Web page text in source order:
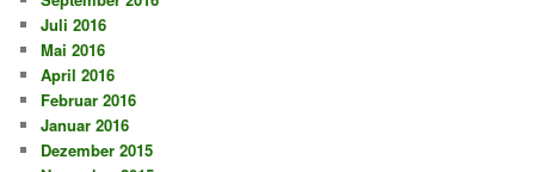
Juli 2016
Mai 2016
April 2016
Februar 2016
Januar 2016
Dezember 2015